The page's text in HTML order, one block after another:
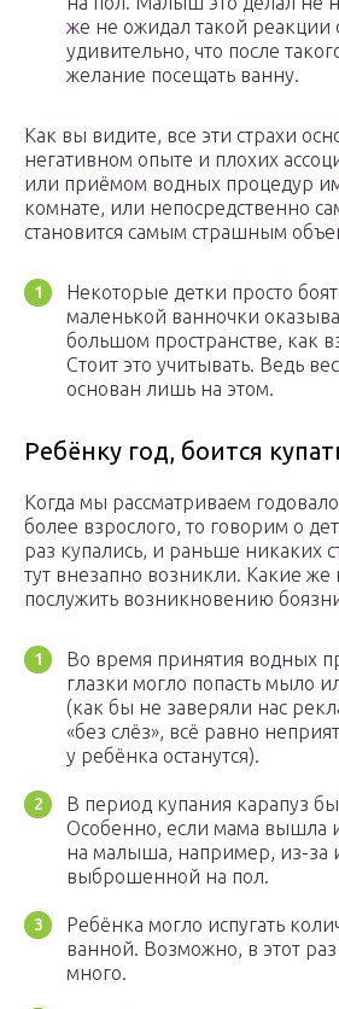
же не ожидал такой реакции
удивительно, что после
желание посещать ванну.
Как вы видите, все эти страхи
негативном опыте и плохих
или приёмом водных процедур
комнате, или непосредственно
становится самым страшным
Некоторые детки просто
маленькой ванночки
большом пространстве, как
Стоит это учитывать. Ведь
основан лишь на этом.
Ребёнку год, боится
Когда мы рассматриваем
более взрослого, то говорим о
раз купались, и раньше никаких
тут внезапно возникли. Какие
послужить возникновению
Во время принятия водных
глазки могло попасть мыло
(как бы не заверяли нас
«без слёз», всё равно
у ребёнка останутся).
В период купания карапуз
Особенно, если мама вышла
на малыша, например, из-за
выброшенной на пол.
Ребёнка могло испугать
ванной. Возможно, в этот
много.